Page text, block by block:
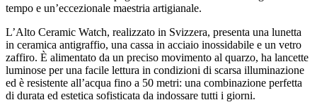
tempo e un’eccezionale maestria artigianale.
L’Alto Ceramic Watch, realizzato in Svizzera, presenta una lunetta
in ceramica antigraffio, una cassa in acciaio inossidabile e un vetro
zaffiro. È alimentato da un preciso movimento al quarzo, ha lancette
luminose per una facile lettura in condizioni di scarsa illuminazione
ed è resistente all’acqua fino a 50 metri: una combinazione perfetta
di durata ed estetica sofisticata da indossare tutti i giorni.